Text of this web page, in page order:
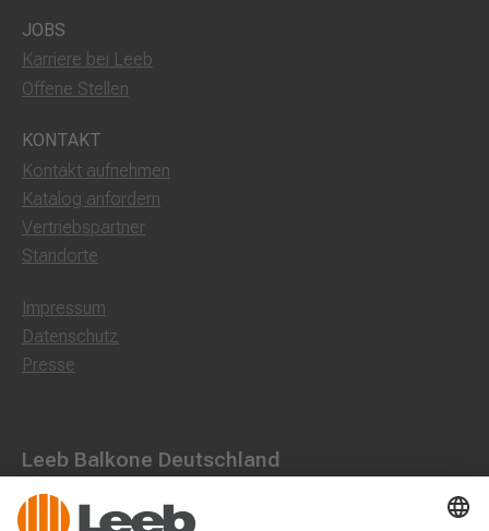
JOBS
Karriere bei Leeb
Offene Stellen
KONTAKT
Kontakt aufnehmen
Katalog anfordern
Vertriebspartner
Standorte
Impressum
Datenschutz
Presse
Leeb Balkone Deutschland
Dorfstraße 10, 85662 Hohenbrunn